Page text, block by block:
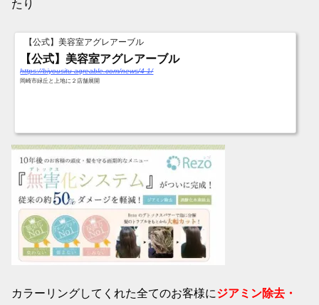
たり
【公式】美容室アグレアーブル
【公式】美容室アグレアーブル
https://biyousitu-agreable.com/news/4-1/
岡崎市緑丘と上地に２店舗展開
カラーリングしてくれた全てのお客様にジアミン除去・